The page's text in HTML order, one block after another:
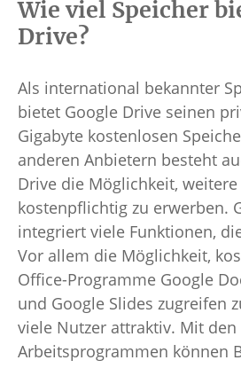
Wie viel Speicher
Drive?
Als international bekannter
bietet Google Drive seinen
Gigabyte kostenlosen
anderen Anbietern besteht
Drive die Möglichkeit,
kostenpflichtig zu erwerben.
integriert viele Funktionen,
Vor allem die Möglichkeit,
Office-Programme Google
und Google Slides zugreifen
viele Nutzer attraktiv. Mit
Arbeitsprogrammen können